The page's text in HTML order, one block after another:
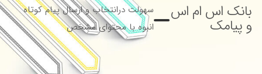
بانک اس ام اس
و پیامک
سهولت درانتخاب و ارسال پیام کوتاه
انبوه با محتوای مشخص